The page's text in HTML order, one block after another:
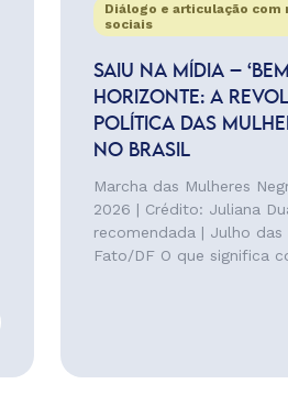
Diálogo e articulação com
sociais
SAIU NA MÍDIA –
HORIZONTE: A
POLÍTICA DAS
NO BRASIL
Marcha das Mulheres
2026 | Crédito: Juliana
recomendada | Julho das
Fato/DF O que significa